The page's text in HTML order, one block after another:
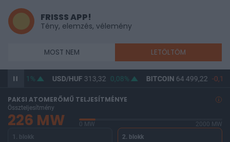
FRISSS APP!
Tény, elemzés, vélemény
MOST NEM LETÖLTÖM
0,11% USD/HUF313,32 0,08% BITCOIN 64 499,22 -0,16%
PAKSI ATOMERŐMŰ TELJESÍTMÉNYE
Összteljesítmény
226 MW 0 MW
2000 MW
1. blokk
2. blokk